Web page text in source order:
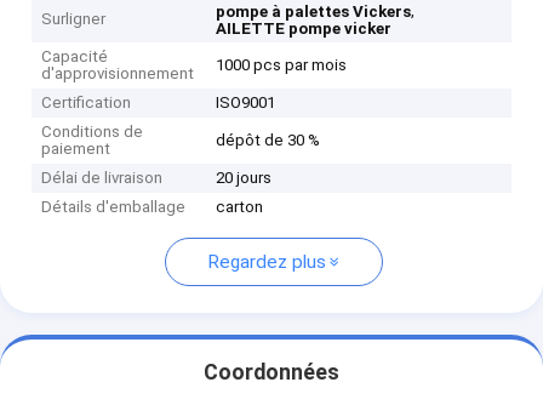
Surligner pompe à palettes Vickers,
AILETTE pompe vicker
Capacité
d'approvisionnement
1000 pcs par mois
Certification
ISO9001
Conditions de
paiement
dépôt de 30 %
Délai de livraison
20 jours
Détails d'emballage
carton
Regardez plus
Coordonnées